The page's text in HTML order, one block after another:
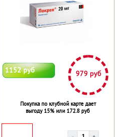
1152 руб 979 руб
Покупка по клубной карте дает
выгоду 15% или 172.8 руб